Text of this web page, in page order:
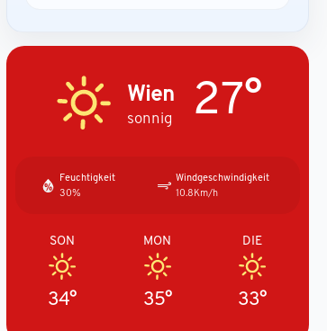
Wien
sonnig 27°
Feuchtigkeit
30%
Windgeschwindigkeit
10.8Km/h
SON
34°
MON
35°
DIE
33°